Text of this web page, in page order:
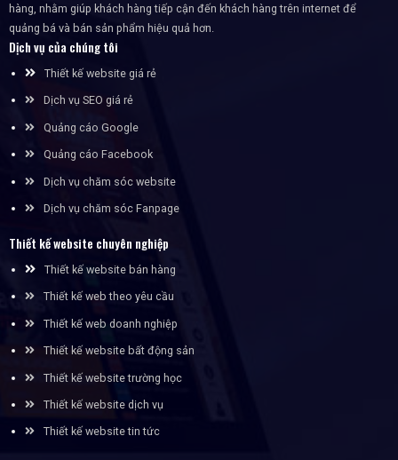
hàng, nhằm giúp khách hàng tiếp cận đến khách hàng trên internet để
quảng bá và bán sản phẩm hiệu quả hơn.
Dịch vụ của chúng tôi
Thiết kế website giá rẻ
Dịch vụ SEO giá rẻ
Quảng cáo Google
Quảng cáo Facebook
Dịch vụ chăm sóc website
Dịch vụ chăm sóc Fanpage
Thiết kế website chuyên nghiệp
Thiết kế website bán hàng
Thiết kế web theo yêu cầu
Thiết kế web doanh nghiệp
Thiết kế website bất động sản
Thiết kế website trường học
Thiết kế website dịch vụ
Thiết kế website tin tức